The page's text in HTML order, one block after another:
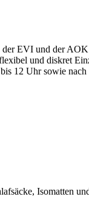
der EVI und der
und diskret
12 Uhr sowie
Isomatten